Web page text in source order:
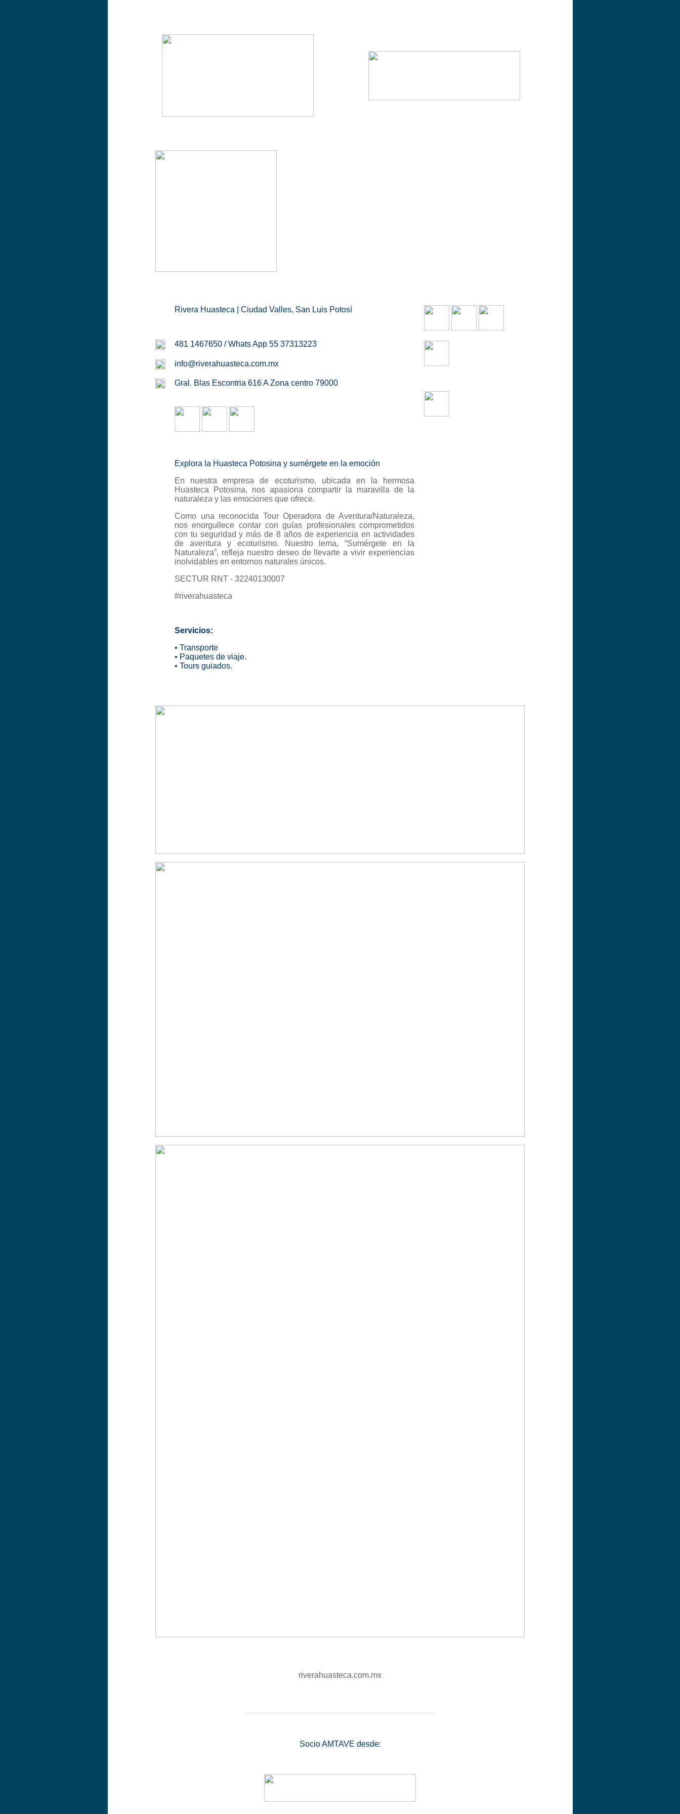
Rivera Huasteca | Ciudad Valles, San Luis Potosí
481 1467650 / Whats App 55 37313223
info@riverahuasteca.com.mx
Gral. Blas Escontria 616 A Zona centro 79000
Explora la Huasteca Potosina y sumérgete en la emoción
En nuestra empresa de ecoturismo, ubicada en la hermosa
Huasteca Potosina, nos apasiona compartir la maravilla de la
naturaleza y las emociones que ofrece.
Como una reconocida Tour Operadora de Aventura/Naturaleza,
nos enorgullece contar con guías profesionales comprometidos
con tu seguridad y más de 8 años de experiencia en actividades
de aventura y ecoturismo. Nuestro lema, “Sumérgete en la
Naturaleza”, refleja nuestro deseo de llevarte a vivir experiencias
inolvidables en entornos naturales únicos.
SECTUR RNT - 32240130007
#riverahuasteca
Servicios:
• Transporte
• Paquetes de viaje.
• Tours guiados.
riverahuasteca.com.mx
Socio AMTAVE desde: